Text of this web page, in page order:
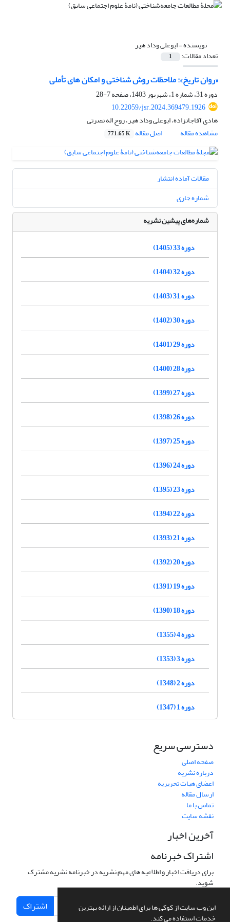
این وب سایت از کوکی ها برای اطمینان از ارائه بهترین
خدمات استفاده می کند.
نویسنده =ابوعلی وداد هیر
تعداد مقالات: 1
«روان تاریخ»: ملاحظات روش شناختی و امکان های تأملی
دوره 31، شماره 1، شهریور 1403، صفحه
7-28
10.22059/jsr.2024.369479.1926
هادی آقاجانزاده، ابوعلی وداد هیر، روح اله نصرتی
مشاهده مقاله
اصل مقاله 771.65 K
مقالات آماده انتشار
شماره جاری
شماره‌های پیشین نشریه
دوره 33 (1405)
دوره 32 (1404)
دوره 31 (1403)
دوره 30 (1402)
دوره 29 (1401)
دوره 28 (1400)
دوره 27 (1399)
دوره 26 (1398)
دوره 25 (1397)
دوره 24 (1396)
دوره 23 (1395)
دوره 22 (1394)
دوره 21 (1393)
دوره 20 (1392)
دوره 19 (1391)
دوره 18 (1390)
دوره 4 (1355)
دوره 3 (1353)
دوره 2 (1348)
دوره 1 (1347)
دسترسی سریع
صفحه اصلی
درباره نشریه
اعضای هیات تحریریه
ارسال مقاله
تماس با ما
نقشه سایت
آخرین اخبار
اشتراک خبرنامه
برای دریافت اخبار و اطلاعیه های مهم نشریه در خبرنامه نشریه مشترک
شوید.
اشتراک